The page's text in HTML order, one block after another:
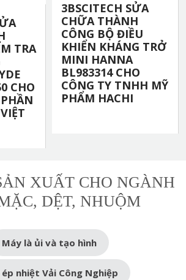
TRA
CHO
3BSCITECH SỬA
CHỮA THÀNH
CÔNG BỘ ĐIỀU
KHIỂN KHÁNG TRỞ
MINI HANNA
BL983314 CHO
CÔNG TY TNHH MỸ
PHẨM HACHI
XUẤT CHO NGÀNH
DỆT, NHUỘM
Máy là ủi và tạo hình
nhiệt Vải Công Nghiệp